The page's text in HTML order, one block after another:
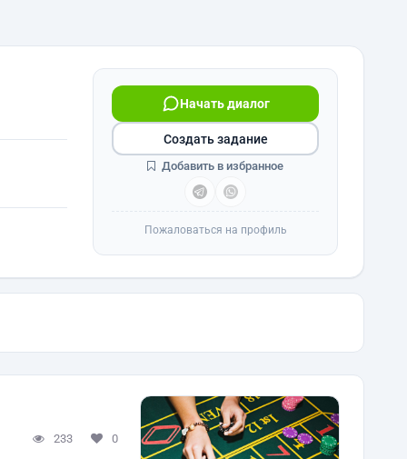
Начать диалог
Создать задание
Добавить в избранное
Пожаловаться на профиль
233 0